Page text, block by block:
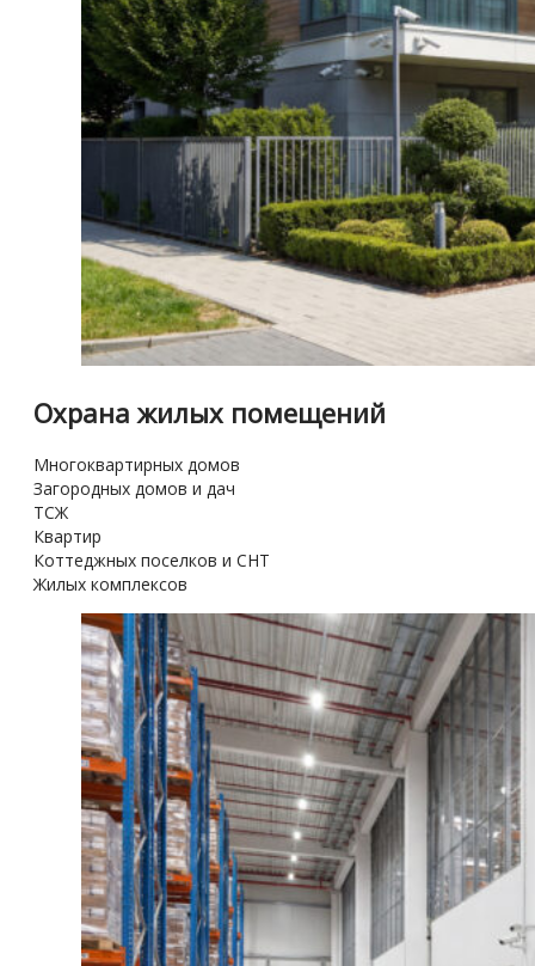
Охрана жилых помещений
Многоквартирных домов
Загородных домов и дач
ТСЖ
Квартир
Коттеджных поселков и СНТ
Жилых комплексов